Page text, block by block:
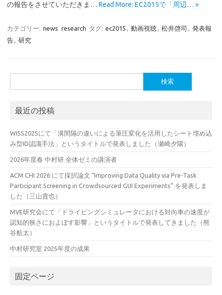
の報告をさせていただきま… Read More: EC2015で「周辺… »
カテゴリー: news research タグ: ec2015 , 動画視聴, 松井啓司 , 発表報
告, 研究
索:
最近の投稿
WISS2025にて「溝間隔の違いによる筆圧変化を活用したシート埋め込
み型ID認識手法」というタイトルで発表しました（瀬崎夕陽）
2026年度春 中村研 全体ゼミの講演者
ACM CHI 2026 にて採択論文 “Improving Data Quality via Pre-Task
Participant Screening in Crowdsourced GUI Experiments” を発表しま
した（三山貴也）
MVE研究会にて「ドライビングシミュレータにおける対向車の速度が
認知的狭さにおよぼす影響」というタイトルで発表してきました（熊
谷航太）
中村研究室 2025年度の成果
固定ページ